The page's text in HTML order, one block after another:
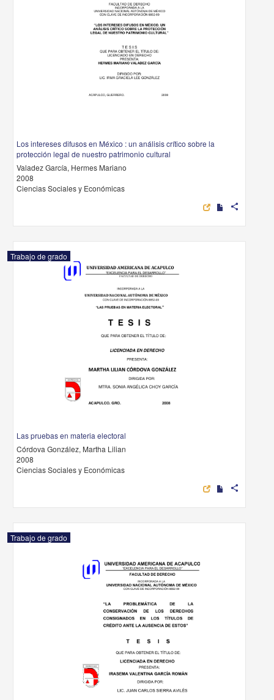
Los intereses difusos en México : un análisis crítico sobre la
protección legal de nuestro patrimonio cultural
Valadez García, Hermes Mariano
2008
Ciencias Sociales y Económicas
share
Trabajo de grado
Las pruebas en materia electoral
Córdova González, Martha Lilian
2008
Ciencias Sociales y Económicas
share
Trabajo de grado